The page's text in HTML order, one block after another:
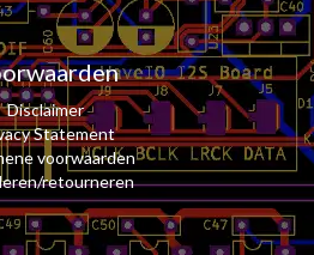
Disclaimer
Statement
voorwaarden
retourneren